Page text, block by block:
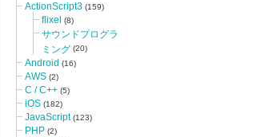
ActionScript3 (159)
flixel (8)
サウンドプログラ
ミング (20)
Android (16)
AWS (2)
C / C++ (5)
iOS (182)
JavaScript(123)
PHP (2)